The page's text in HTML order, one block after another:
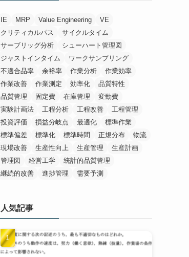
IE MRP Value Engineering
VE
クリティカルパス
サイクルタイム
サーブリッグ分析
シューハート管理図
ジャストインタイム
ワークサンプリング
不適合品率
余裕率 作業分析
作業効率
作業改善
作業測定 効率化
品質特性
品質管理
固定費 在庫管理
変動費
実験計画法
工程分析 工程改善
工程管理
投資評価
損益分岐点 最適化
標準作業
標準偏差
標準化 標準時間 正規分布
物流
現場改善
生産性向上 生産管理
生産計画
管理図
経営工学
統計的品質管理
継続的改善
進捗管理 需要予測
人気記事